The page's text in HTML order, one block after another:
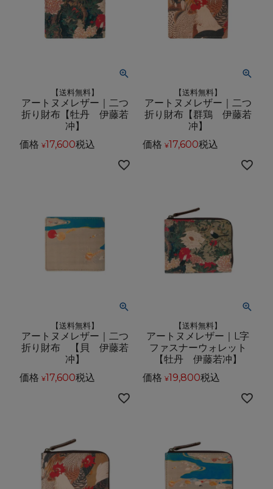
【送料無料】
アートヌメレザー｜二つ
折り財布【牡丹 伊藤若
冲】
価格 ¥17,600税込
【送料無料】
アートヌメレザー｜二つ
折り財布【群鶏 伊藤若
冲】
価格 ¥17,600税込
【送料無料】
アートヌメレザー｜二つ
折り財布 【貝 伊藤若
冲】
価格 ¥17,600税込
【送料無料】
アートヌメレザー｜L字
ファスナーウォレット
【牡丹 伊藤若冲】
価格 ¥19,800税込